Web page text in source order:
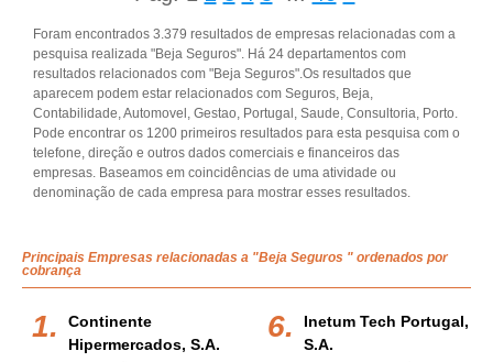
Foram encontrados 3.379 resultados de empresas relacionadas com a
pesquisa realizada "Beja Seguros". Há 24 departamentos com
resultados relacionados com "Beja Seguros".Os resultados que
aparecem podem estar relacionados com Seguros, Beja,
Contabilidade, Automovel, Gestao, Portugal, Saude, Consultoria, Porto.
Pode encontrar os 1200 primeiros resultados para esta pesquisa com o
telefone, direção e outros dados comerciais e financeiros das
empresas. Baseamos em coincidências de uma atividade ou
denominação de cada empresa para mostrar esses resultados.
Principais Empresas relacionadas a "Beja Seguros " ordenados por
cobrança
Continente
Hipermercados, S.a.
Inetum Tech Portugal,
S.a.